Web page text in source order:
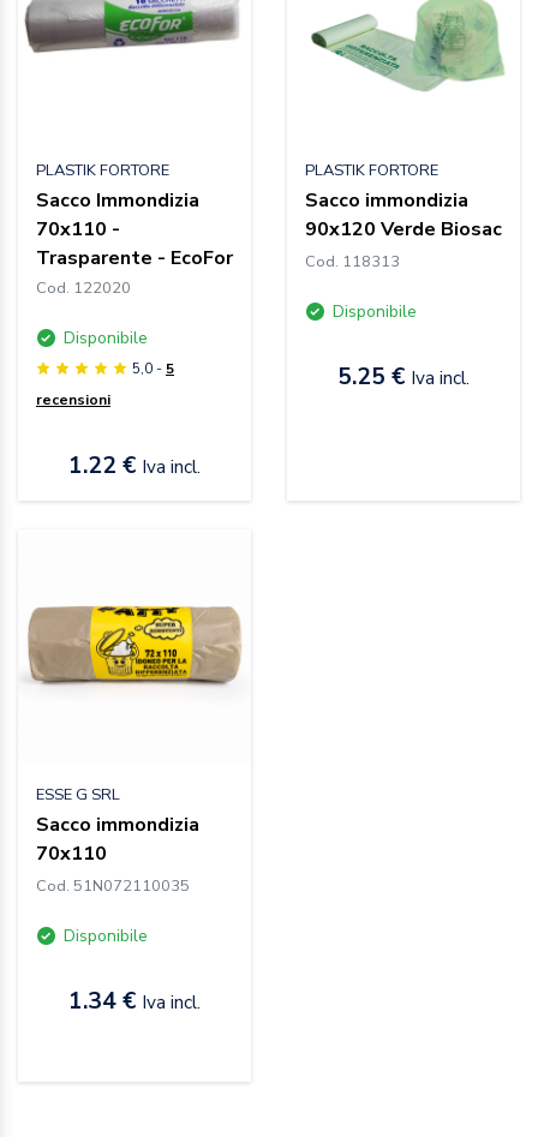
PLASTIK FORTORE
Sacco Immondizia
70x110 -
Trasparente - EcoFor
Cod. 122020
Disponibile
5,0 - 5
recensioni
1.22 € Iva incl.
PLASTIK FORTORE
Sacco immondizia
90x120 Verde Biosac
Cod. 118313
Disponibile
5.25 € Iva incl.
ESSE G SRL
Sacco immondizia
70x110
Cod. 51N072110035
Disponibile
1.34 € Iva incl.